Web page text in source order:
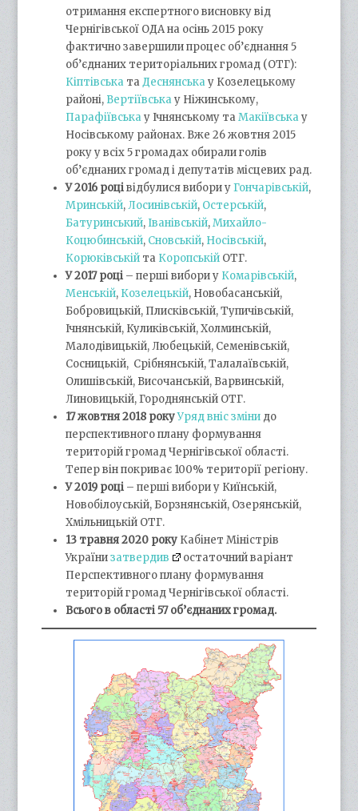
отримання експертного висновку від
Чернігівської ОДА на осінь 2015 року
фактично завершили процес об’єднання 5
об’єднаних територіальних громад (ОТГ):
Кіптівська таДеснянськау Козелецькому
районі, Вертіївськау Ніжинському,
Парафіївськау Ічнянському таМакіївськау
Носівському районах. Вже 26 жовтня 2015
року у всіх 5 громадах обирали голів
об’єднаних громад і депутатів місцевих рад.
У2016 роцівідбулися вибори уГончарівській,
Мринській,Лосинівській, Остерській,
Батуринський,Іванівській,Михайло-
Коцюбинській, Сновській, Носівській,
Корюківській та Коропській ОТГ.
У 2017 році – перші вибори у Комарівській,
Менській, Козелецькій, Новобасанській,
Бобровицькій, Плисківській, Тупичівській,
Ічнянській, Куликівській, Холминській,
Малодівицькій, Любецькій, Семенівській,
Сосницькій, Срібнянській, Талалаївській,
Олишівській, Височанській, Варвинській,
Линовицькій, Городнянській ОТГ.
17 жовтня 2018 року Уряд вніс зміни до
перспективного плану формування
територій громад Чернігівської області.
Тепер він покриває 100% території регіону.
У 2019 році – перші вибори у Киїнській,
Новобілоуській, Борзнянській, Озерянській,
Хмільницькій ОТГ.
13 травня 2020 року Кабінет Міністрів
Українизатвердив
остаточний варіант
Перспективного плану формування
територій громад Чернігівської області.
Всього в області 57 об’єднаних громад.